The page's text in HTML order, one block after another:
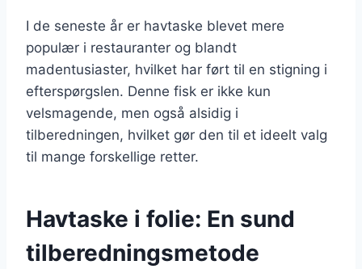
I de seneste år er havtaske blevet mere
populær i restauranter og blandt
madentusiaster, hvilket har ført til en stigning i
efterspørgslen. Denne fisk er ikke kun
velsmagende, men også alsidig i
tilberedningen, hvilket gør den til et ideelt valg
til mange forskellige retter.
Havtaske i folie: En sund
tilberedningsmetode